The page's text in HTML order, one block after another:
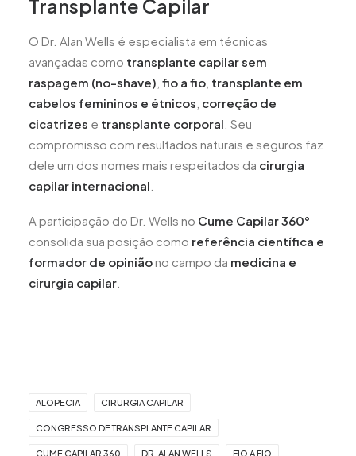
Transplante Capilar
O Dr. Alan Wells é especialista em técnicas
avançadas como transplante capilar sem
raspagem (no-shave) fio a fio transplante em
cabelos femininos e étnicos correção de
cicatrizes e transplante corporal . Seu
compromisso com resultados naturais e seguros faz
dele um dos nomes mais respeitados da cirurgia
capilar internacional
A participação do Dr. Wells no Cume Capilar 360°
consolida sua posição como referência científica e
formador de opiniãono campo da medicina e
cirurgia capilar
ALOPECIA CIRURGIA CAPILAR
CONGRESSO DE TRANSPLANTE CAPILAR
CUME CAPILAR 360 DR. ALAN WELLS FIO A FIO